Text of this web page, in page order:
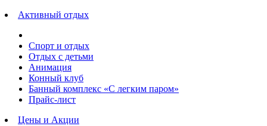
Активный отдых
Спорт и отдых
Отдых с детьми
Анимация
Конный клуб
Банный комплекс «С легким паром»
Прайс-лист
Цены и Акции